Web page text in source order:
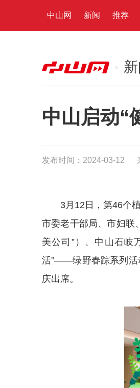
中山网 新闻 推荐
中山启动“
发布时间：2024-03-12
3月12日，第46个
市委老干部局、市妇联
美公司”）、中山石岐
活”——绿野春踪系列活
庆出席。